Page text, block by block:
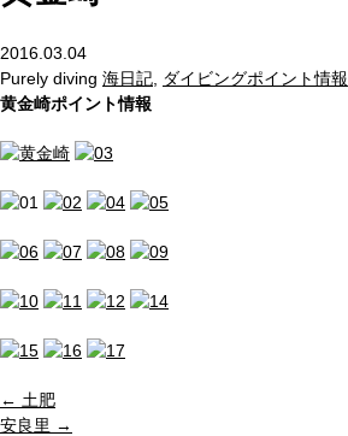
2016.03.04
Purely diving 海日記
ダイビングポイント情報
黄金崎ポイント情報
← 土肥
安良里 →